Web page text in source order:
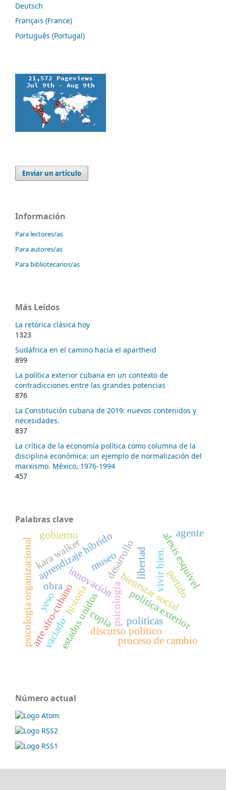
Deutsch
Français (France)
Português (Portugal)
Enviar un artículo
Información
Para lectores/as
Para autores/as
Para bibliotecarios/as
Más Leídos
La retórica clásica hoy
1323
Sudáfrica en el camino hacia el apartheid
899
La política exterior cubana en un contexto de
contradicciones entre las grandes potencias
876
La Constitución cubana de 2019: nuevos contenidos y
necesidades.
837
La crítica de la economía política como columna de la
disciplina económica: un ejemplo de normalización del
marxismo. México, 1976-1994
457
Palabras clave
innovación
aprendizaje híbrido
psicologíabienestar social
discurso político
estados unidos
historia
libertad
política exterior
proceso de cambio
vivir bien.
psicología organizacionalarte afro-cubano
alexis esquivel
kara walker desarrollo
políticas
gobierno
partido
copia
museo
obra
vaciado
yeso
agente
Número actual